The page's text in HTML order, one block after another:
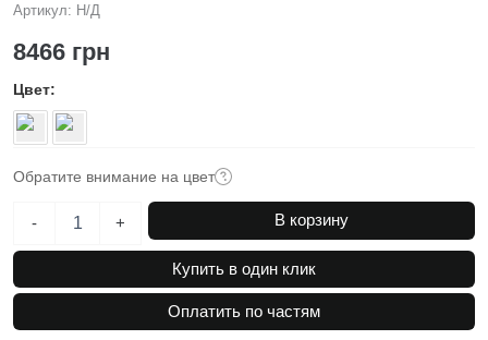
Артикул: Н/Д
8466 грн
Цвет
Обратите внимание на цвет
-
Стол
обеденный
+ В корзину
Купить в один клик
Оплатить по частям